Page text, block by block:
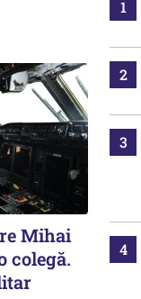
Mihai
colegă.